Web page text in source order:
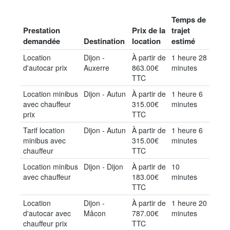
Prestation
demandée
Destination
Prix de la
location
Temps de
trajet
estimé
Location
d'autocar prix
Dijon -
Auxerre
À partir de
863.00€
TTC
1 heure 28
minutes
Location minibus
avec chauffeur
prix
Dijon - Autun
À partir de
315.00€
TTC
1 heure 6
minutes
Tarif location
minibus avec
chauffeur
Dijon - Autun
À partir de
315.00€
TTC
1 heure 6
minutes
Location minibus
avec chauffeur
Dijon - Dijon
À partir de
183.00€
TTC
10
minutes
Location
d'autocar avec
chauffeur prix
Dijon -
Mâcon
À partir de
787.00€
TTC
1 heure 20
minutes